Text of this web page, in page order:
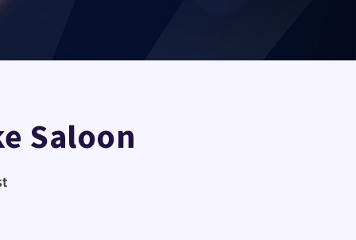
Saloon